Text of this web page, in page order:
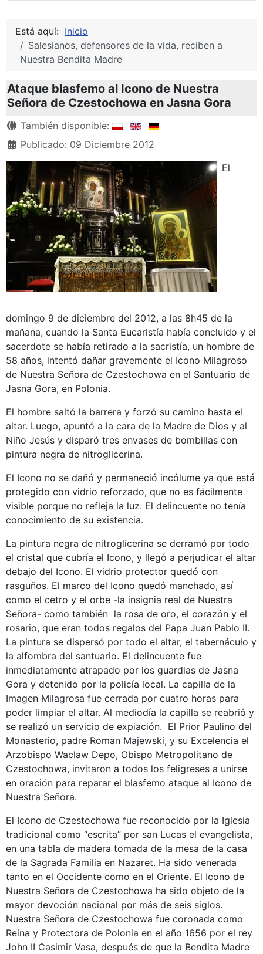
Está aquí: Inicio
Salesianos, defensores de la vida, reciben a
Nuestra Bendita Madre
Ataque blasfemo al Icono de Nuestra
Señora de Czestochowa en Jasna Gora
Detalles
También disponible:
Publicado: 09 Diciembre 2012
El
domingo 9 de diciembre del 2012, a las 8h45 de la
mañana, cuando la Santa Eucaristía había concluido y el
sacerdote se había retirado a la sacristía, un hombre de
58 años, intentó dañar gravemente el Icono Milagroso
de Nuestra Señora de Czestochowa en el Santuario de
Jasna Gora, en Polonia.
El hombre saltó la barrera y forzó su camino hasta el
altar. Luego, apuntó a la cara de la Madre de Dios y al
Niño Jesús y disparó tres envases de bombillas con
pintura negra de nitroglicerina.
El Icono no se dañó y permaneció incólume ya que está
protegido con vidrio reforzado, que no es fácilmente
visible porque no refleja la luz. El delincuente no tenía
conocimiento de su existencia.
La pintura negra de nitroglicerina se derramó por todo
el cristal que cubría el Icono, y llegó a perjudicar el altar
debajo del Icono. El vidrio protector quedó con
rasguños. El marco del Icono quedó manchado, así
como el cetro y el orbe -la insignia real de Nuestra
Señora- como también la rosa de oro, el corazón y el
rosario, que eran todos regalos del Papa Juan Pablo II.
La pintura se dispersó por todo el altar, el tabernáculo y
la alfombra del santuario. El delincuente fue
inmediatamente atrapado por los guardias de Jasna
Gora y detenido por la policía local. La capilla de la
Imagen Milagrosa fue cerrada por cuatro horas para
poder limpiar el altar. Al mediodía la capilla se reabrió y
se realizó un servicio de expiación. El Prior Paulino del
Monasterio, padre Roman Majewski, y su Excelencia el
Arzobispo Waclaw Depo, Obispo Metropolitano de
Czestochowa, invitaron a todos los feligreses a unirse
en oración para reparar el blasfemo ataque al Icono de
Nuestra Señora.
El Icono de Czestochowa fue reconocido por la Iglesia
tradicional como “escrita” por san Lucas el evangelista,
en una tabla de madera tomada de la mesa de la casa
de la Sagrada Familia en Nazaret. Ha sido venerada
tanto en el Occidente como en el Oriente. El Icono de
Nuestra Señora de Czestochowa ha sido objeto de la
mayor devoción nacional por más de seis siglos.
Nuestra Señora de Czestochowa fue coronada como
Reina y Protectora de Polonia en el año 1656 por el rey
John II Casimir Vasa, después de que la Bendita Madre